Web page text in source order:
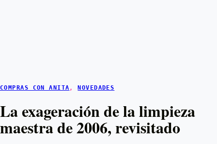
COMPRAS CON ANITA , NOVEDADES
La exageración de la limpieza
maestra de 2006, revisitado